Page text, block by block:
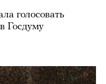
голосовать
Госдуму